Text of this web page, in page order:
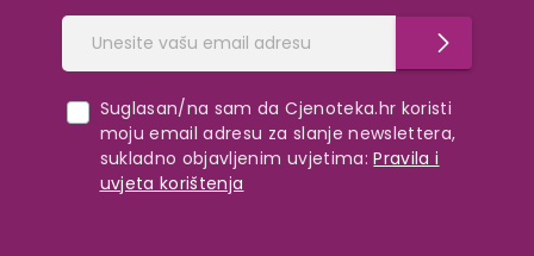
Suglasan/na sam da Cjenoteka.hr koristi
moju email adresu za slanje newslettera,
sukladno objavljenim uvjetima: Pravila i
uvjeta korištenja